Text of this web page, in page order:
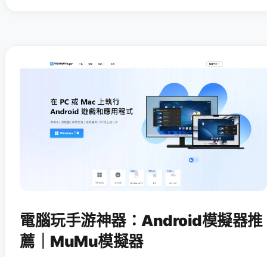
電腦玩手游神器：Android模擬器推
薦｜MuMu模擬器